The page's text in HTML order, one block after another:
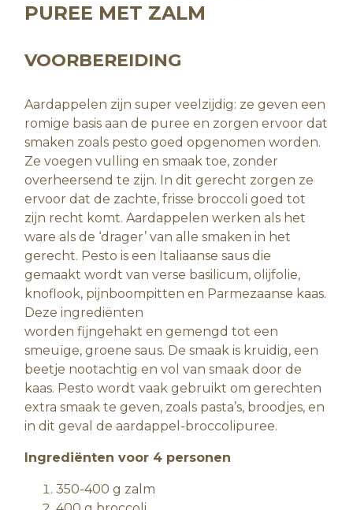
PUREE MET ZALM
VOORBEREIDING
Aardappelen zijn super veelzijdig: ze geven een
romige basis aan de puree en zorgen ervoor dat
smaken zoals pesto goed opgenomen worden.
Ze voegen vulling en smaak toe, zonder
overheersend te zijn. In dit gerecht zorgen ze
ervoor dat de zachte, frisse broccoli goed tot
zijn recht komt. Aardappelen werken als het
ware als de ‘drager’ van alle smaken in het
gerecht. Pesto is een Italiaanse saus die
gemaakt wordt van verse basilicum, olijfolie,
knoflook, pijnboompitten en Parmezaanse kaas.
Deze ingrediënten
worden fijngehakt en gemengd tot een
smeuïge, groene saus. De smaak is kruidig, een
beetje nootachtig en vol van smaak door de
kaas. Pesto wordt vaak gebruikt om gerechten
extra smaak te geven, zoals pasta’s, broodjes, en
in dit geval de aardappel-broccolipuree.
Ingrediënten voor 4 personen
350-400 g zalm